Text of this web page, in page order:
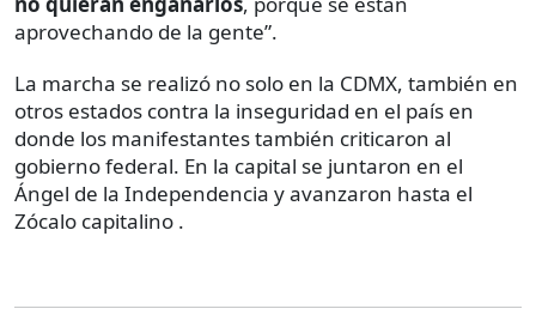
aprovechando de la gente”.
La marcha se realizó no solo en la CDMX, también en
otros estados contra la inseguridad en el país en
donde los manifestantes también criticaron al
gobierno federal. En la capital se juntaron en el
Ángel de la Independencia y avanzaron hasta el
Zócalo capitalino .